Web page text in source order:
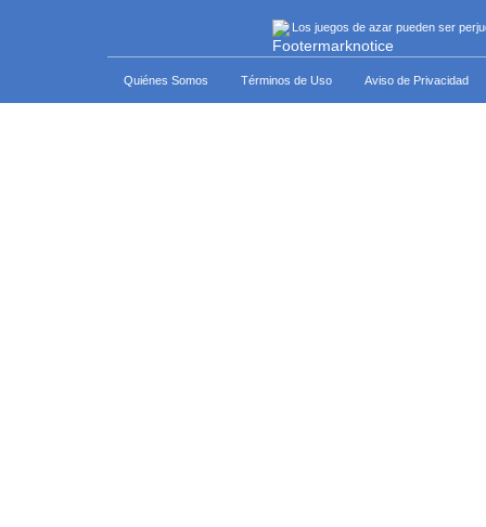
Los juegos de azar pueden ser
Quiénes Somos Términos de Uso Aviso de Privacidad